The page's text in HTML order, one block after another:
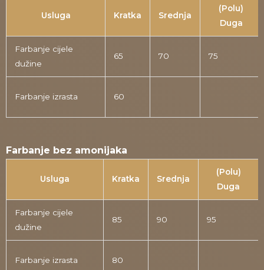
Usluga Kratka Srednja
(Polu)
Duga
Farbanje cijele
dužine
65 70 75
Farbanje izrasta 60
Farbanje bez amonijaka
Usluga Kratka Srednja
(Polu)
Duga
Farbanje cijele
dužine
85 90 95
Farbanje izrasta 80